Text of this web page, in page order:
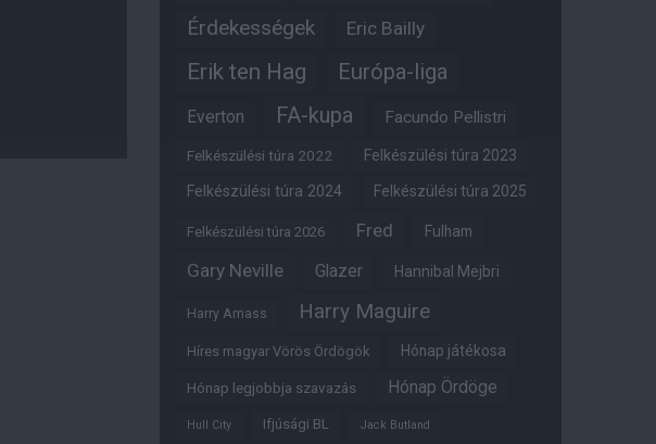
Érdekességek Eric Bailly
Erik ten Hag Európa-liga
Everton FA-kupa Facundo Pellistri
Felkészülési túra 2022 Felkészülési túra 2023
Felkészülési túra 2024 Felkészülési túra 2025
Felkészülési túra 2026 Fred Fulham
Gary Neville Glazer Hannibal Mejbri
Harry Amass Harry Maguire
Híres magyar Vörös Ördögök Hónap játékosa
Hónap legjobbja szavazás Hónap Ördöge
Hull City Ifjúsági BL Jack Butland